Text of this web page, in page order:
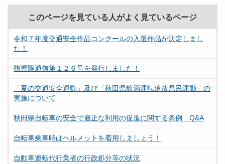
このページを見ている人がよく見ているページ
令和７年度交通安全作品コンクールの入選作品が決定しまし
た！
指導隊通信第１２６号を発行しました！
「夏の交通安全運動」及び「秋田県飲酒運転追放県民運動」の
実施について
秋田県自転車の安全で適正な利用の促進に関する条例 Q&A
自転車乗車時はヘルメットを着用しましょう！
自動車運転代行業者の行政処分等の状況